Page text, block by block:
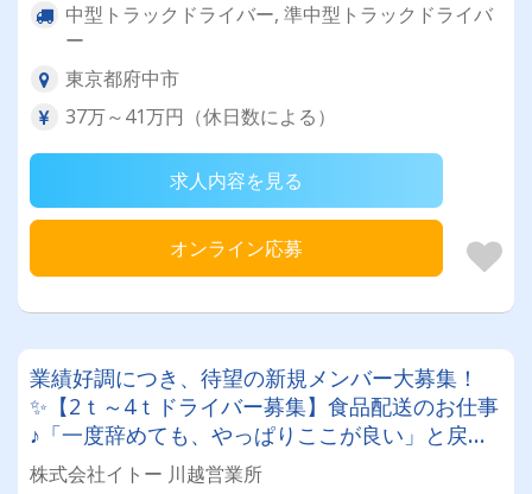
中型トラックドライバー, 準中型トラックドライバ
ー
東京都府中市
37万～41万円（休日数による）
求人内容を見る
オンライン応募
業績好調につき、待望の新規メンバー大募集！
✨【2ｔ～4ｔドライバー募集】食品配送のお仕事
♪「一度辞めても、やっぱりここが良い」と戻っ
てくるスタッフ多数◎定着率バツグンの職場で、
株式会社イトー 川越営業所